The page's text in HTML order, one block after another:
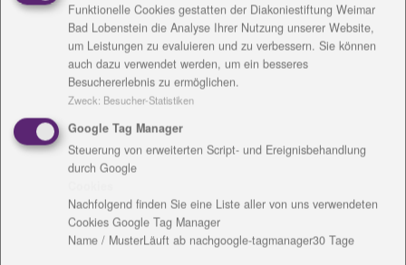
erfasste Fotoalben dieses Heims geben einen
besonderen Einblick in dieses wichtige Zeitfragment.
Ein weiteres Highlight an diesem Tag war der
Picknick-Club. "Genießen Sie romantische Momente
im klassisch modernen Garten und lassen Sie sich
von einer besonderen Auswahl an Produkten aus
eigener Herstellung verzaubern. Stellen Sie sich Ihr
individuelles Picknick-Set zusammen und entdecken
Sie die kulinarischen und ästhetischen Qualitäten
unseres Landguts", hieß es am Sonntag und so auch
am kommenden Wochenende, Sonntag, 13. Juni:
Funktionelle Cookies gestatten der Diakoniestiftung Weimar
Bad Lobenstein die Analyse Ihrer Nutzung unserer Website,
um Leistungen zu evaluieren und zu verbessern. Sie können
auch dazu verwendet werden, um ein besseres
Besuchererlebnis zu ermöglichen.
Zweck: Besucher-Statistiken
Google Tag Manager
Steuerung von erweiterten Script- und Ereignisbehandlung
durch Google
Nachfolgend finden Sie eine Liste aller von uns verwendeten
Cookies Google Tag Manager
Name / MusterLäuft ab nachgoogle-tagmanager30 Tage